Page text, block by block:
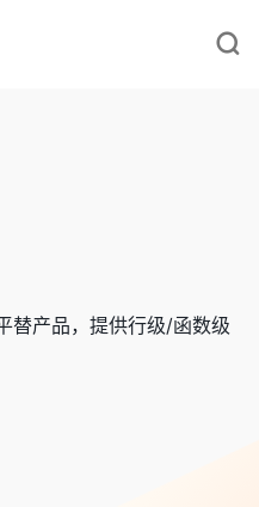
替产品，提供行级/函数级